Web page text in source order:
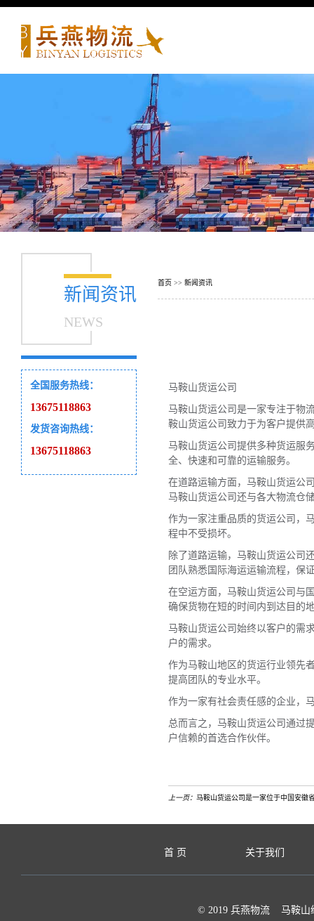
新闻资讯
NEWS
全国服务热线：
13675118863
发货咨询热线：
13675118863
首页 >> 新闻资讯
马鞍山货运公司
马鞍山货运公司是一家专注于物
鞍山货运公司致力于为客户提供
马鞍山货运公司提供多种货运服
全、快速和可靠的运输服务。
在道路运输方面，马鞍山货运公
马鞍山货运公司还与各大物流仓
作为一家注重品质的货运公司，
程中不受损坏。
除了道路运输，马鞍山货运公司
团队熟悉国际海运运输流程，保
在空运方面，马鞍山货运公司与
确保货物在短的时间内到达目的
马鞍山货运公司始终以客户的需
户的需求。
作为马鞍山地区的货运行业领先
提高团队的专业水平。
作为一家有社会责任感的企业，
总而言之，马鞍山货运公司通过
户信赖的首选合作伙伴。
上一页： 马鞍山货运公司是一家位于中国安徽
首 页 关于我们
© 2019 兵燕物流 马鞍山